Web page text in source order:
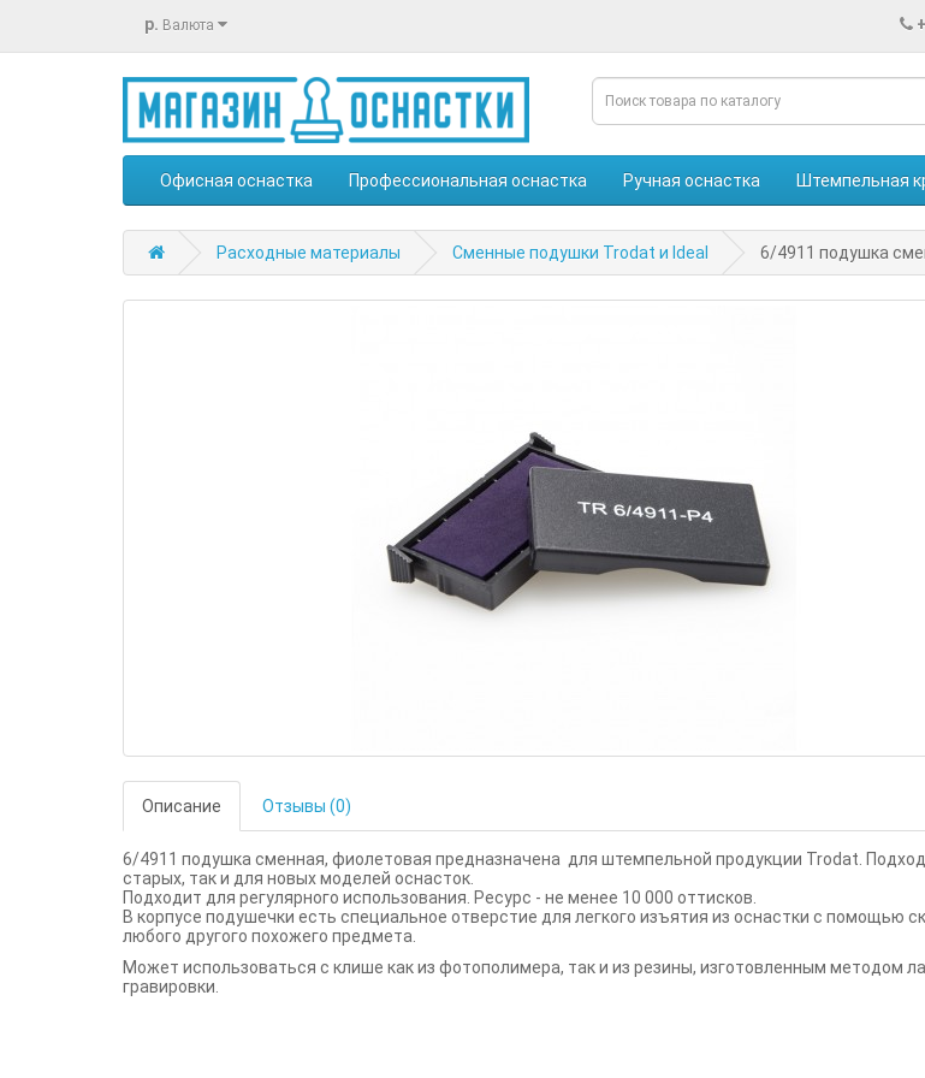
р. Валюта
Офисная оснастка Профессиональная оснастка Ручная оснастка Штемпельная
Расходные материалы Сменные подушки Trodat и Ideal 6/4911 подушка
Описание Отзывы (0)
6/4911 подушка сменная, фиолетовая предназначена для штемпельной продукции Trodat.
старых, так и для новых моделей оснасток.
Подходит для регулярного использования. Ресурс - не менее 10 000 оттисков.
В корпусе подушечки есть специальное отверстие для легкого изъятия из оснастки с помощью
любого другого похожего предмета.
Может использоваться с клише как из фотополимера, так и из резины, изготовленным методом
гравировки.